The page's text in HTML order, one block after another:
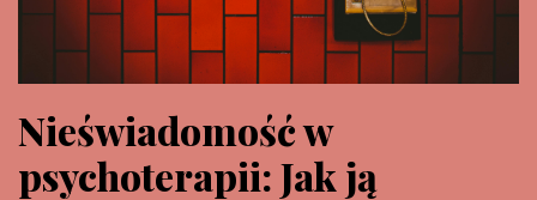
Nieświadomość w
psychoterapii: Jak ją